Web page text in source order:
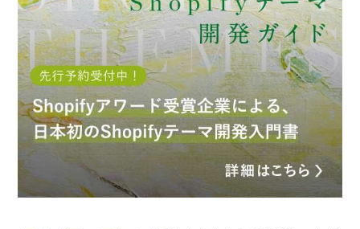
の記事にて個人情報を伏せたうえで回答させていただく
場合がございます。あらかじめご了承ください。